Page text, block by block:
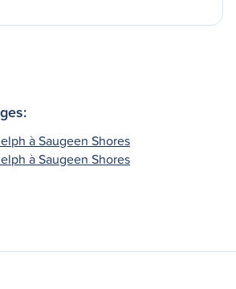
à Saugeen Shores
à Saugeen Shores